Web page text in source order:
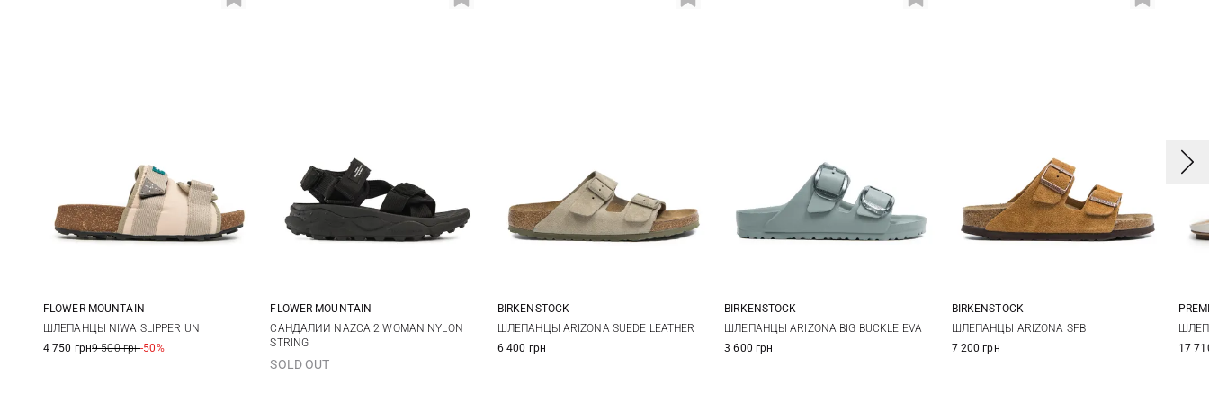
36 37 38
FLOWER MOUNTAIN
ШЛЕПАНЦЫ NIWA SLIPPER UNI
4 750 грн9 500 грн-50%
35 36 37 38
39
FLOWER MOUNTAIN
САНДАЛИИ NAZCA 2 WOMAN NYLON
STRING
SOLD OUT
36 37 38 39
BIRKENSTOCK
ШЛЕПАНЦЫ ARIZONA SUEDE LEATHER
6 400 грн
36 37 38 39
BIRKENSTOCK
ШЛЕПАНЦЫ ARIZONA BIG BUCKLE EVA
3 600 грн
36 37 38
BIRKENSTOCK
ШЛЕПАНЦЫ ARIZONA SFB
7 200 грн
17